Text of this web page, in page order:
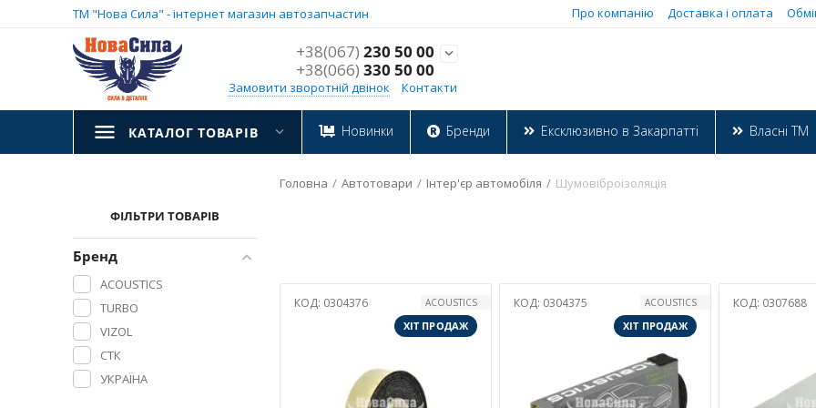
ТМ "Нова Сила" - інтернет магазин автозапчастин Про компанію Доставка і оплата
+38(067) 230 50 00
+38(066) 330 50 00

Замовити зворотній двінок Контакти
КАТАЛОГ ТОВАРІВ Новинки Бренди Ексклюзивно в Закарпатті Власні ТМ
ФІЛЬТРИ ТОВАРІВ
Бренд
ACOUSTICS
TURBO
VIZOL
СТК
УКРАЇНА
Головна / Автотовари / Інтер'єр автомобіля / Шумовіброізоляція
КОД: 0304376
ACOUSTICS
ХІТ ПРОДАЖ
КОД: 0304375
ACOUSTICS
ХІТ ПРОДАЖ
КОД: 0307688